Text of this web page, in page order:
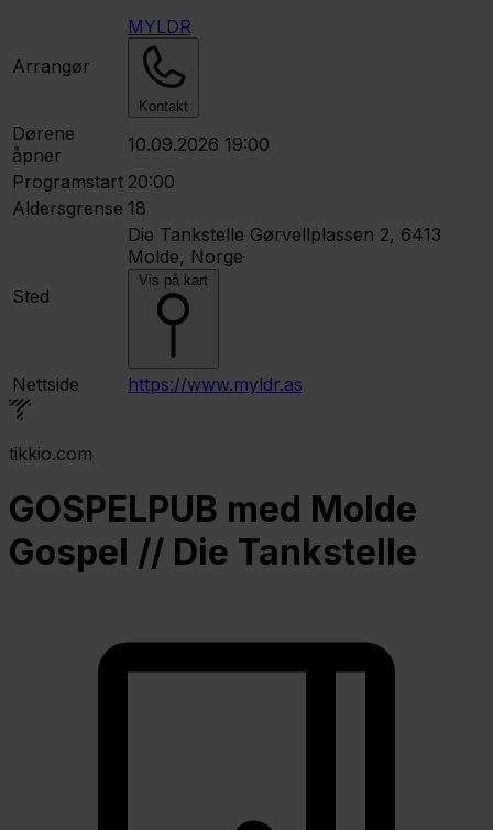
Arrangør
MYLDR
Kontakt
Dørene
åpner
10.09.2026 19:00
Programstart 20:00
Aldersgrense 18
Sted
Die Tankstelle Gørvellplassen 2, 6413
Molde, Norge
Vis på kart
Nettside https://www.myldr.as
tikkio.com
GOSPELPUB med Molde
Gospel // Die Tankstelle